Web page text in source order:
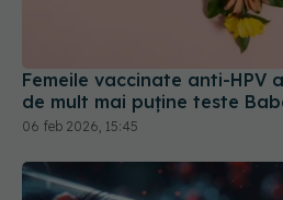
Femeile vaccinate anti-HPV
de mult mai puține teste
06 feb 2026, 15:45